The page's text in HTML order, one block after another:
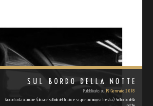
SUL BORDO DELLA NOTTE
Pubblicato su 19 Gennaio 2018
Racconto da scaricare (cliccare sul link del titolo e si apre una nuova finestra) Sul bordo della